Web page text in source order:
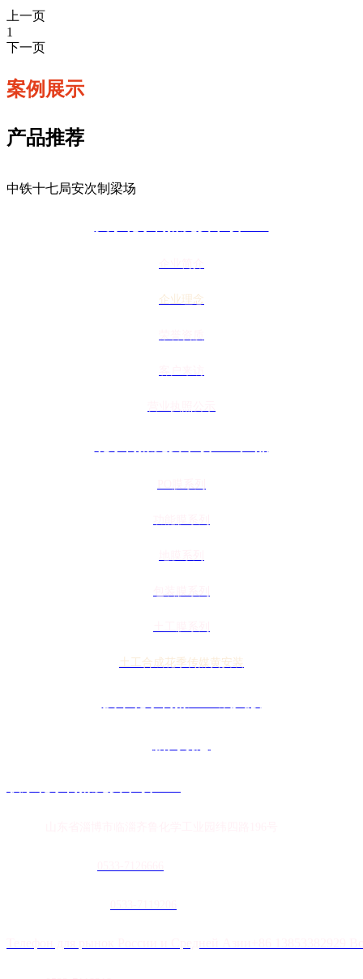
上一页
1
下一页
案例展示
产品推荐
中铁十七局安次制梁场
企业理念
土工合成花季传媒黄安装